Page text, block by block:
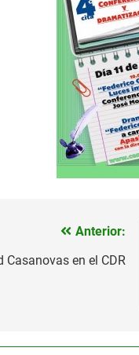
Anterior:
Casanovas en el CDR